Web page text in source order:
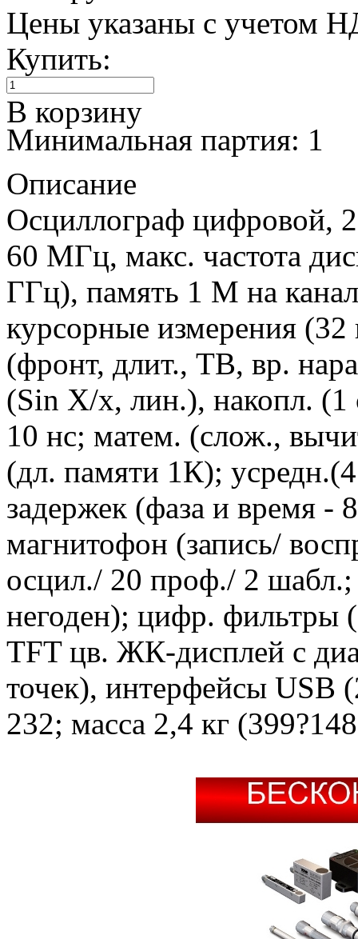
Цены указаны с учетом
Купить:
В корзину
Минимальная партия: 1
Описание
Осциллограф цифровой,
60 МГц, макс. частота
ГГц), память 1 М на
курсорные измерения
(фронт, длит., ТВ, вр.
(Sin X/х, лин.), накопл. (1
10 нс; матем. (слож.,
(дл. памяти 1К);
задержек (фаза и время -
магнитофон (запись/
осцил./ 20 проф./ 2 шабл.;
негоден); цифр.
TFT цв. ЖК-дисплей с
точек), интерфейсы USB
232; масса 2,4 кг